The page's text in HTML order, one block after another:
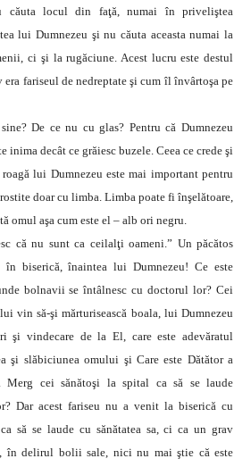
căuta locul din faţă, numai în priveliştea
lui Dumnezeu şi nu căuta aceasta numai la
ci şi la rugăciune. Acest lucru este destul
era fariseul de nedreptate şi cum îl învârtoşa pe
De ce nu cu glas? Pentru că Dumnezeu
inima decât ce grăiesc buzele. Ceea ce crede şi
lui Dumnezeu este mai important pentru
doar cu limba. Limba poate fi înşelătoare,
omul aşa cum este el – alb ori negru.
că nu sunt ca ceilalţi oameni.” Un păcătos
în biserică, înaintea lui Dumnezeu! Ce este
bolnavii se întâlnesc cu doctorul lor? Cei
vin să-şi mărturisească boala, lui Dumnezeu
şi vindecare de la El, care este adevăratul
şi slăbiciunea omului şi Care este Dătător a
Merg cei sănătoşi la spital ca să se laude
Dar acest fariseu nu a venit la biserică cu
să se laude cu sănătatea sa, ci ca un grav
în delirul bolii sale, nici nu mai ştie că este